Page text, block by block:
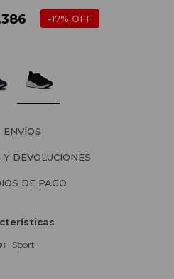
17
ENVÍOS
DEVOLUCIONES
DE PAGO
Sport